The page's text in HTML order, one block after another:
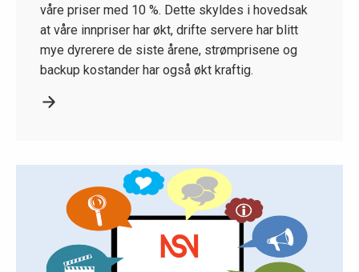
våre priser med 10 %. Dette skyldes i hovedsak
at våre innpriser har økt, drifte servere har blitt
mye dyrerere de siste årene, strømprisene og
backup kostander har også økt kraftig.